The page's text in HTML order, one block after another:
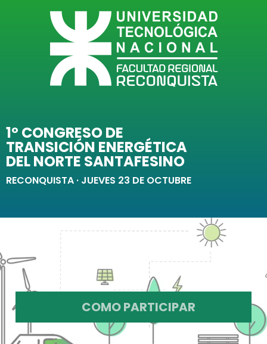
1º CONGRESO DE
TRANSICIÓN ENERGÉTICA
DEL NORTE SANTAFESINO
RECONQUISTA · JUEVES 23 DE OCTUBRE
COMO PARTICIPAR